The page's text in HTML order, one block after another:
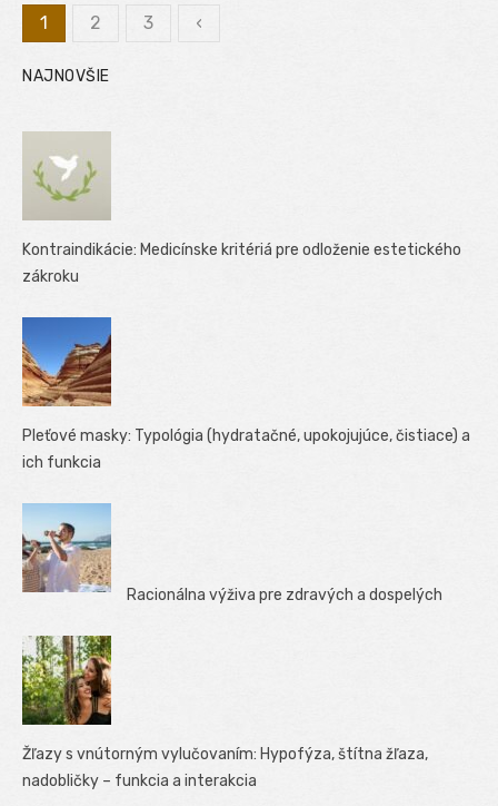
Stránkovanie
príspevkov
1 2 3 ‹
NAJNOVŠIE
Kontraindikácie: Medicínske kritériá pre odloženie estetického
zákroku
Pleťové masky: Typológia (hydratačné, upokojujúce, čistiace) a
ich funkcia
Racionálna výživa pre zdravých a dospelých
Žľazy s vnútorným vylučovaním: Hypofýza, štítna žľaza,
nadobličky – funkcia a interakcia